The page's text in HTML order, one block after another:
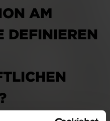
AM
DEFINIEREN